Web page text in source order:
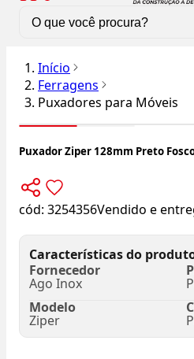
Início
Ferragens
Puxadores para Móveis
Puxador Ziper 128mm Preto
cód: 3254356Vendido e
Características do
Fornecedor
Ago Inox
Modelo
Ziper